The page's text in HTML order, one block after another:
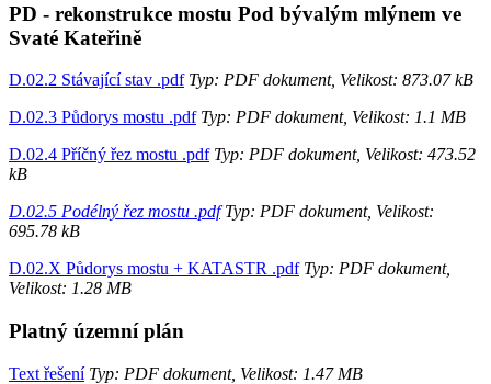
PD - rekonstrukce mostu Pod bývalým mlýnem ve
Svaté Kateřině
D.02.2 Stávající stav .pdfTyp: PDF dokument, Velikost: 873.07 kB
D.02.3 Půdorys mostu .pdfTyp: PDF dokument, Velikost: 1.1 MB
D.02.4 Příčný řez mostu .pdfTyp: PDF dokument, Velikost: 473.52
kB
D.02.5 Podélný řez mostu .pdfTyp: PDF dokument, Velikost:
695.78 kB
D.02.X Půdorys mostu + KATASTR .pdfTyp: PDF dokument,
Velikost: 1.28 MB
Platný územní plán
Text řešeníTyp: PDF dokument, Velikost: 1.47 MB